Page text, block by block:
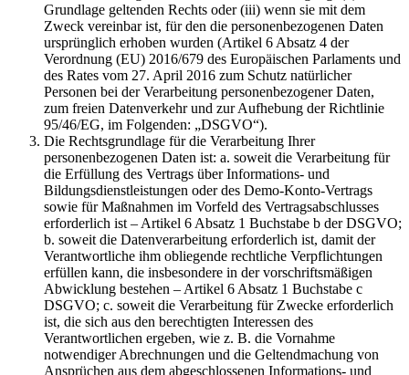
Grundlage geltenden Rechts oder (iii) wenn sie mit dem
Zweck vereinbar ist, für den die personenbezogenen Daten
ursprünglich erhoben wurden (Artikel 6 Absatz 4 der
Verordnung (EU) 2016/679 des Europäischen Parlaments und
des Rates vom 27. April 2016 zum Schutz natürlicher
Personen bei der Verarbeitung personenbezogener Daten,
zum freien Datenverkehr und zur Aufhebung der Richtlinie
95/46/EG, im Folgenden: „DSGVO“).
Die Rechtsgrundlage für die Verarbeitung Ihrer
personenbezogenen Daten ist: a. soweit die Verarbeitung für
die Erfüllung des Vertrags über Informations- und
Bildungsdienstleistungen oder des Demo-Konto-Vertrags
sowie für Maßnahmen im Vorfeld des Vertragsabschlusses
erforderlich ist – Artikel 6 Absatz 1 Buchstabe b der DSGVO;
b. soweit die Datenverarbeitung erforderlich ist, damit der
Verantwortliche ihm obliegende rechtliche Verpflichtungen
erfüllen kann, die insbesondere in der vorschriftsmäßigen
Abwicklung bestehen – Artikel 6 Absatz 1 Buchstabe c
DSGVO; c. soweit die Verarbeitung für Zwecke erforderlich
ist, die sich aus den berechtigten Interessen des
Verantwortlichen ergeben, wie z. B. die Vornahme
notwendiger Abrechnungen und die Geltendmachung von
Ansprüchen aus dem abgeschlossenen Informations- und